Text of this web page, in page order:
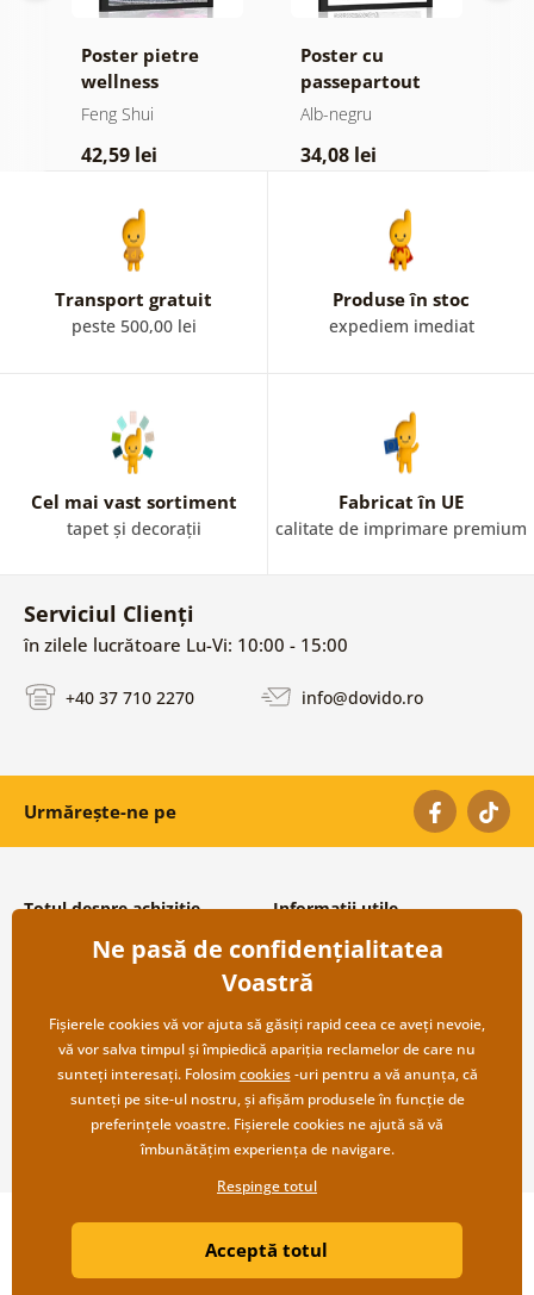
Poster pietre
wellness
Feng Shui
42,59 lei
Poster cu
passepartout
Mandala florală
negru
Alb-negru
34,08 lei
Transport gratuit
peste 500,00 lei
Produse în stoc
expediem imediat
Cel mai vast sortiment
tapet și decorații
Fabricat în UE
calitate de imprimare premium
Serviciul Clienți
în zilele lucrătoare Lu-Vi: 10:00 - 15:00
+40 37 710 2270 info@dovido.ro
Urmărește-ne pe
Totul despre achiziție
Condiții și termeni generali
Protecția datelor personale
Transport și modalități de plată
Returnare
Informații utile
Despre noi
Întrebări frecvente
Contacte
Cooperare angro
Copyright ©2019 © Dovido.ro.
Litvanyi.sk| Magazinul online a fost creat de
Ne pasă de confidențialitatea
Voastră
Fișierele cookies vă vor ajuta să găsiți rapid ceea ce aveți nevoie,
vă vor salva timpul și împiedică apariția reclamelor de care nu
sunteți interesați. Folosimcookies-uri pentru a vă anunța, că
sunteți pe site-ul nostru, și afișăm produsele în funcție de
preferințele voastre. Fișierele cookies ne ajută să vă
îmbunătățim experiența de navigare.
Respinge totul
Acceptă totul